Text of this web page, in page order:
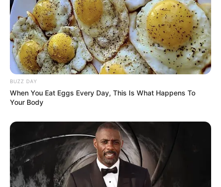
POWERBALL N° CHANCE
Quel opérateur pour jouer le Tiercé Quarté
Quinté?
Vous pouvez parier le Quinté du jour chez l’un des
opérateurs ci-dessous, n’hésitez pas à comparer les offres
de chacun d’entre eux.
Jeux à 0.10 € exclusivité du Web
BUZZ DAY
When You Eat Eggs Every Day, This Is What Happens To
Your Body